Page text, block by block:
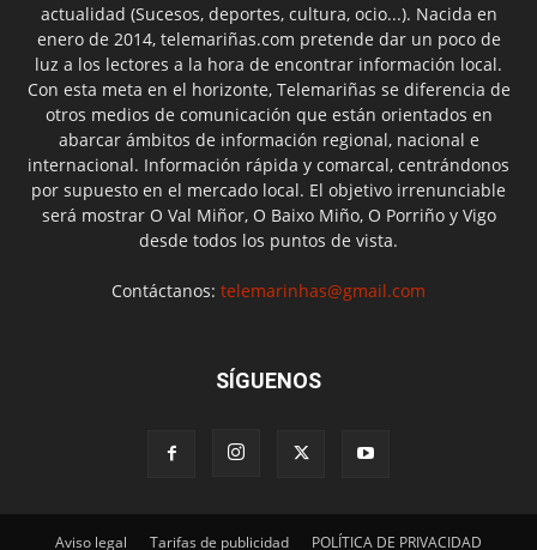
actualidad (Sucesos, deportes, cultura, ocio...). Nacida en
enero de 2014, telemariñas.com pretende dar un poco de
luz a los lectores a la hora de encontrar información local.
Con esta meta en el horizonte, Telemariñas se diferencia de
otros medios de comunicación que están orientados en
abarcar ámbitos de información regional, nacional e
internacional. Información rápida y comarcal, centrándonos
por supuesto en el mercado local. El objetivo irrenunciable
será mostrar O Val Miñor, O Baixo Miño, O Porriño y Vigo
desde todos los puntos de vista.
Contáctanos: telemarinhas@gmail.com
SÍGUENOS
Aviso legal Tarifas de publicidad POLÍTICA DE PRIVACIDAD